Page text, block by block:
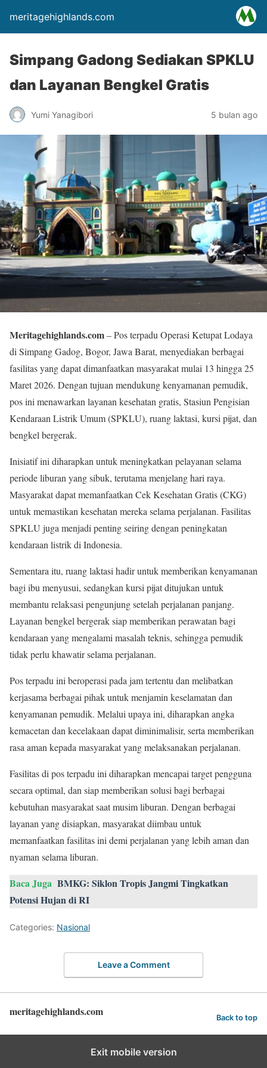
meritagehighlands.com
Simpang Gadong Sediakan SPKLU
dan Layanan Bengkel Gratis
Yumi Yanagibori 5 bulan ago
Meritagehighlands.com– Pos terpadu Operasi Ketupat Lodaya
di Simpang Gadog, Bogor, Jawa Barat, menyediakan berbagai
fasilitas yang dapat dimanfaatkan masyarakat mulai 13 hingga 25
Maret 2026. Dengan tujuan mendukung kenyamanan pemudik,
pos ini menawarkan layanan kesehatan gratis, Stasiun Pengisian
Kendaraan Listrik Umum (SPKLU), ruang laktasi, kursi pijat, dan
bengkel bergerak.
Inisiatif ini diharapkan untuk meningkatkan pelayanan selama
periode liburan yang sibuk, terutama menjelang hari raya.
Masyarakat dapat memanfaatkan Cek Kesehatan Gratis (CKG)
untuk memastikan kesehatan mereka selama perjalanan. Fasilitas
SPKLU juga menjadi penting seiring dengan peningkatan
kendaraan listrik di Indonesia.
Sementara itu, ruang laktasi hadir untuk memberikan kenyamanan
bagi ibu menyusui, sedangkan kursi pijat ditujukan untuk
membantu relaksasi pengunjung setelah perjalanan panjang.
Layanan bengkel bergerak siap memberikan perawatan bagi
kendaraan yang mengalami masalah teknis, sehingga pemudik
tidak perlu khawatir selama perjalanan.
Pos terpadu ini beroperasi pada jam tertentu dan melibatkan
kerjasama berbagai pihak untuk menjamin keselamatan dan
kenyamanan pemudik. Melalui upaya ini, diharapkan angka
kemacetan dan kecelakaan dapat diminimalisir, serta memberikan
rasa aman kepada masyarakat yang melaksanakan perjalanan.
Fasilitas di pos terpadu ini diharapkan mencapai target pengguna
secara optimal, dan siap memberikan solusi bagi berbagai
kebutuhan masyarakat saat musim liburan. Dengan berbagai
layanan yang disiapkan, masyarakat diimbau untuk
memanfaatkan fasilitas ini demi perjalanan yang lebih aman dan
nyaman selama liburan.
Baca Juga BMKG: Siklon Tropis Jangmi Tingkatkan
Potensi Hujan di RI
Categories: Nasional
Leave a Comment
meritagehighlands.com Back to top
Exit mobile version